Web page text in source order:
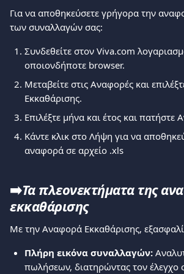
Για να αποθηκεύσετε γρήγορα την
των συναλλαγών σας:
Συνδεθείτε στον Viva.com
οποιονδήποτε browser.
Μεταβείτε στις Αναφορές και
Εκκαθάρισης.
Επιλέξτε μήνα και έτος και πατήστε
Κάντε κλικ στο Λήψη για να
αναφορά σε αρχείο .xls
➡️Τα πλεονεκτήματα της
εκκαθάρισης
Με την Αναφορά Εκκαθάρισης,
Πλήρη εικόνα συναλλαγών:
πωλήσεων, διατηρώντας τον έλεγχο